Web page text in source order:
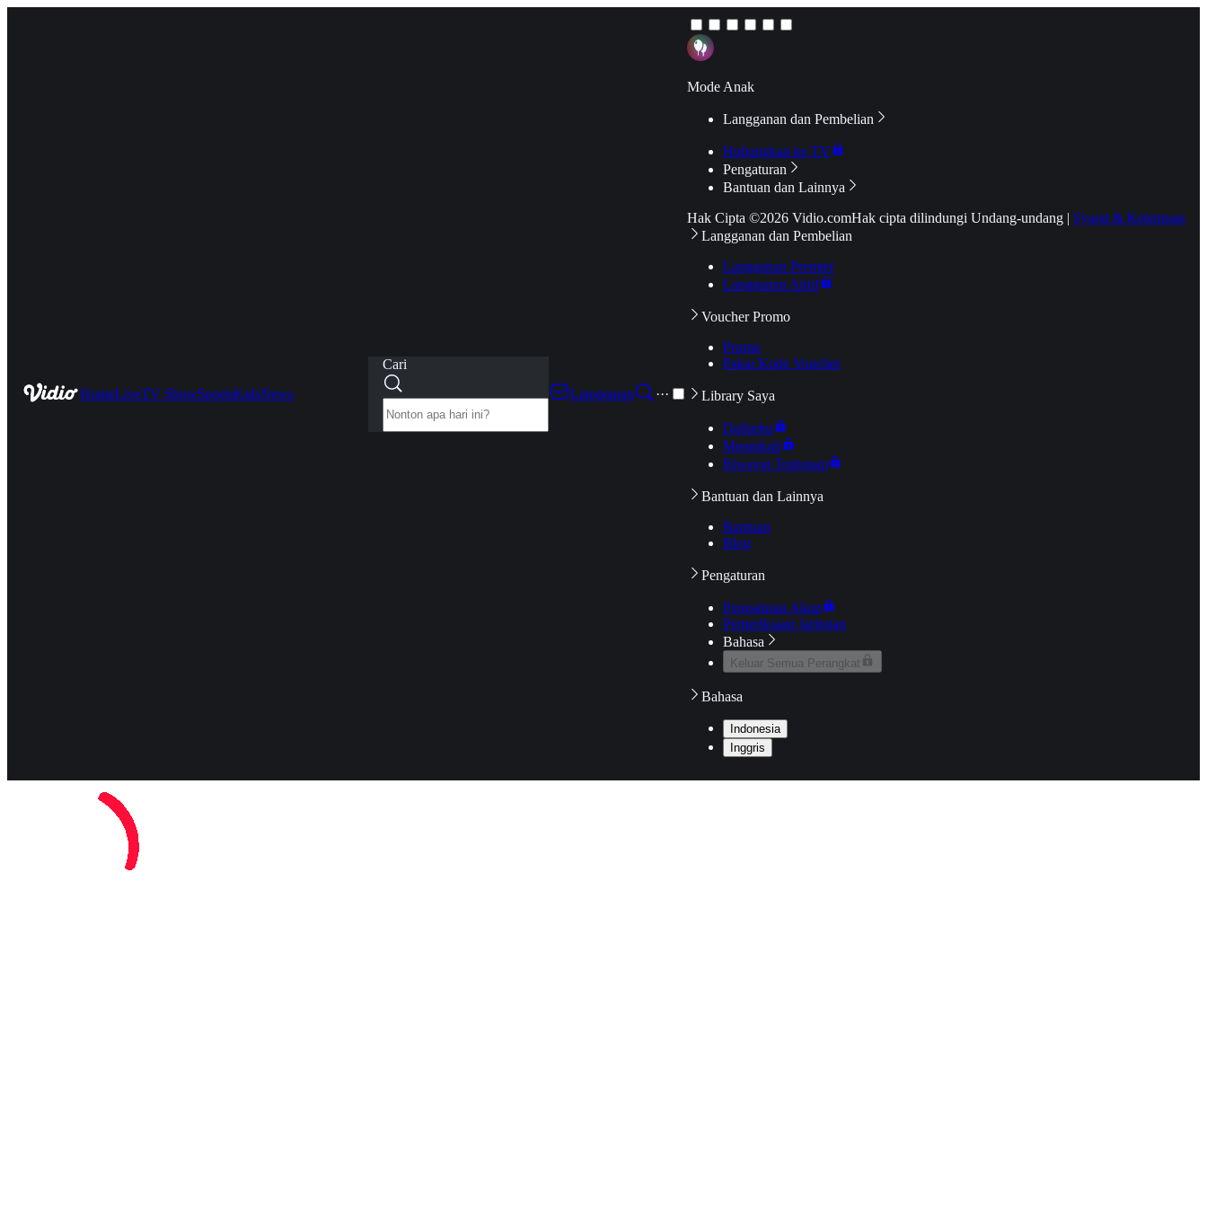
HomeLiveTV ShowSportsKidsNews
Cari
Langganan
···
Mode Anak
Langganan dan Pembelian
Hubungkan ke TV
Pengaturan
Bantuan dan Lainnya
Hak Cipta ©2026 Vidio.comHak cipta dilindungi Undang-undang | Syarat & Ketentuan
Langganan dan Pembelian
Langganan Premier
Langganan Aktif
Voucher Promo
Promo
Pakai Kode Voucher
Library Saya
Daftarku
Mengikuti
Riwayat Tontonan
Bantuan dan Lainnya
Bantuan
Blog
Pengaturan
Pengaturan Akun
Pemeriksaan Jaringan
Bahasa
Keluar Semua Perangkat
Bahasa
Indonesia
Inggris